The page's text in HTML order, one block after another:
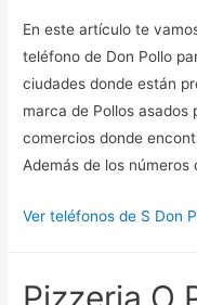
En este artículo te
teléfono de Don Pollo
ciudades donde están
marca de Pollos asados
comercios donde
Además de los
Ver teléfonos de S Don
Pizzeria O